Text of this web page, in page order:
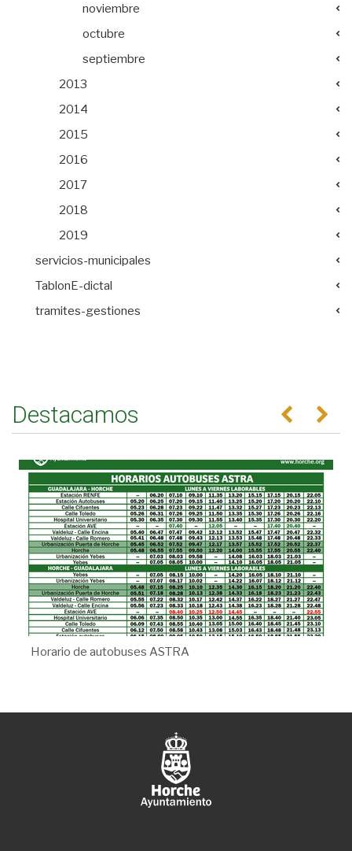
noviembre
octubre
septiembre
2013
2014
2015
2016
2017
2018
2019
servicios-municipales
TablonE-dictal
tramites-gestiones
Destacamos Anterior
Horario de autobuses ASTRA